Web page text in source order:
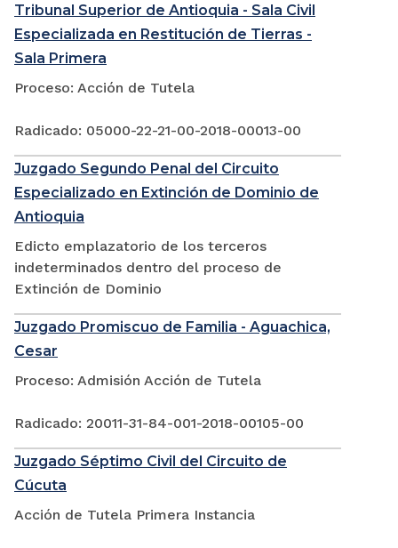
Tribunal Superior de Antioquia - Sala Civil
Especializada en Restitución de Tierras -
Sala Primera
Proceso: Acción de Tutela
Radicado: 05000-22-21-00-2018-00013-00
Juzgado Segundo Penal del Circuito
Especializado en Extinción de Dominio de
Antioquia
Edicto emplazatorio de los terceros
indeterminados dentro del proceso de
Extinción de Dominio
Juzgado Promiscuo de Familia - Aguachica,
Cesar
Proceso: Admisión Acción de Tutela
Radicado: 20011-31-84-001-2018-00105-00
Juzgado Séptimo Civil del Circuito de
Cúcuta
Acción de Tutela Primera Instancia